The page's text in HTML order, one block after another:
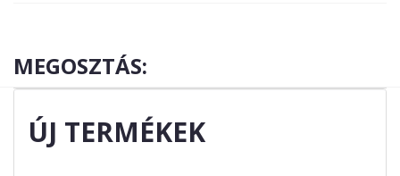
MEGOSZTÁS:
ÚJ TERMÉKEK